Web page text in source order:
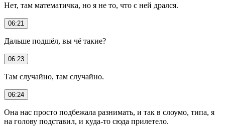
Нет, там математичка, но я не то, что с ней дрался.
06:21
Дальше подшёл, вы чё такие?
06:23
Там случайно, там случайно.
06:24
Она нас просто подбежала разнимать, и так в слоумо, типа, я
на голову подставил, и куда-то сюда прилетело.